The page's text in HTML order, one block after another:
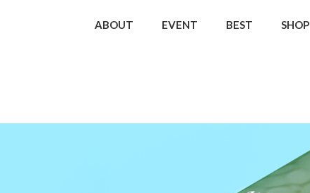
ABOUT EVENT BEST SHOP